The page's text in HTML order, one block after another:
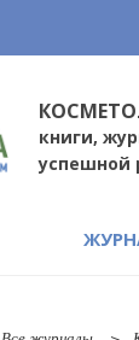
книги,
успешной